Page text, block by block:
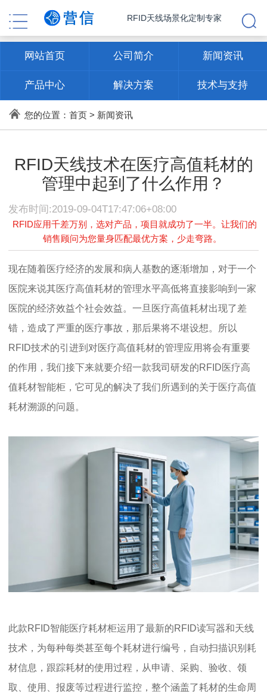
RFID天线场景化定制专家
网站首页 公司简介 新闻资讯
产品中心 解决方案 技术与支持
联系方式
您的位置： 首页> 新闻资讯
RFID天线技术在医疗高值耗材的
管理中起到了什么作用？
发布时间:2019-09-04T17:47:06+08:00
RFID应用千差万别，选对产品，项目就成功了一半。让我们的
销售顾问为您量身匹配最优方案，少走弯路。
现在随着医疗经济的发展和病人基数的逐渐增加，对于一个
医院来说其医疗高值耗材的管理水平高低将直接影响到一家
医院的经济效益个社会效益。一旦医疗高值耗材出现了差
错，造成了严重的医疗事故，那后果将不堪设想。所以
RFID技术的引进到对医疗高值耗材的管理应用将会有重要
的作用，我们接下来就要介绍一款我司研发的RFID医疗高
值耗材智能柜，它可见的解决了我们所遇到的关于医疗高值
耗材溯源的问题。
此款RFID智能医疗耗材柜运用了最新的RFID读写器和天线
技术，为每种每类甚至每个耗材进行编号，自动扫描识别耗
材信息，跟踪耗材的使用过程，从申请、采购、验收、领
取、使用、报废等过程进行监控，整个涵盖了耗材的生命周